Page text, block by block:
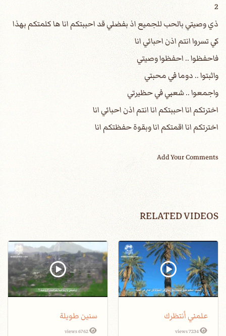
2
ذي وصيتي بالحب للجميع اذ بفضلي قد احببتكم انا ها كلمتكم بهذا
كي تسروا انتم اذن احبائي انا
فاحفظوا .. احفظوا وصيتي
واثبتوا .. دوما في محبتي
واجمعوا .. شعبي في حظيرتي
اخترتكم انا احببتكم انا انتم اذن احبائي انا
اخترتكم انا اقمتكم انا وبقوة حفظتكم انا
Add Your Comments
RELATED VIDEOS
علمني أنتظرك
7234 views
سنين طويلة
6762 views